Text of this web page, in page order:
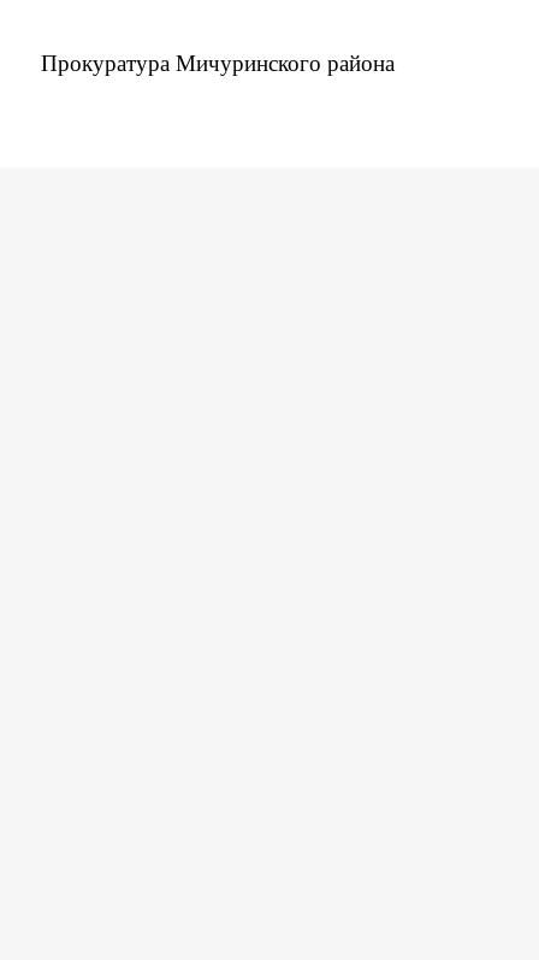
Прокуратура Мичуринского района